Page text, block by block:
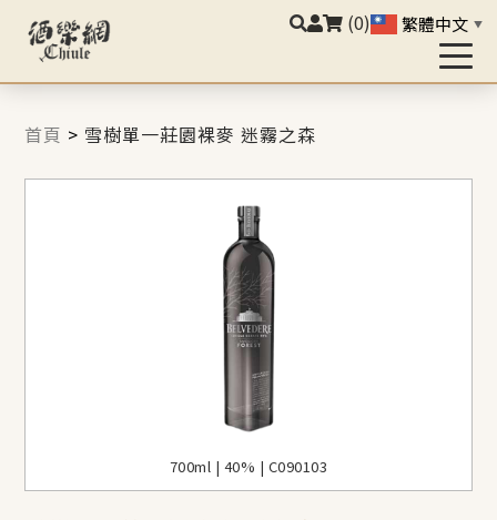
(0) 繁體中文 ▼
首頁 > 雪樹單一莊園裸麥 迷霧之森
700ml | 40% | C090103